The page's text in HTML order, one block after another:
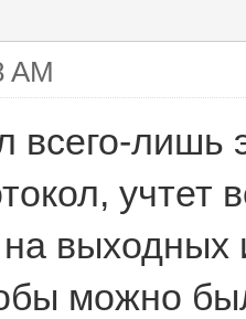
AM
всего-лишь
выходных
можно